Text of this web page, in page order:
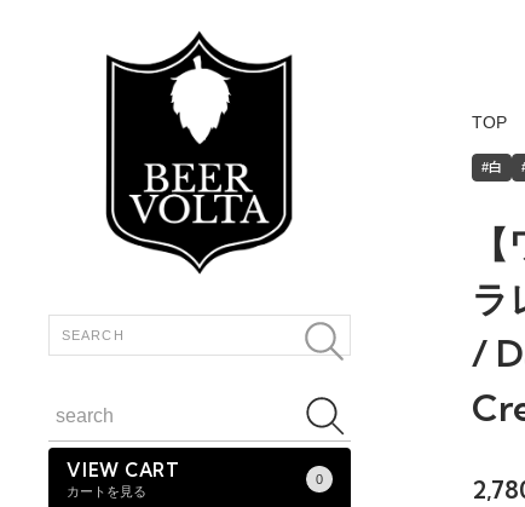
VIEW CART
カートを見る
0
TOP
#白
ラ
/